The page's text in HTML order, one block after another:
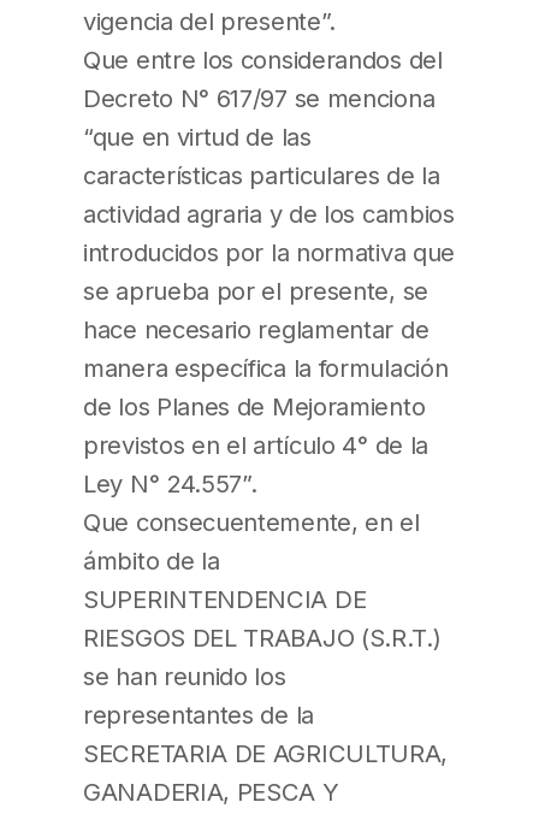
vigencia del presente”.
Que entre los considerandos del
Decreto N° 617/97 se menciona
“que en virtud de las
características particulares de la
actividad agraria y de los cambios
introducidos por la normativa que
se aprueba por el presente, se
hace necesario reglamentar de
manera específica la formulación
de los Planes de Mejoramiento
previstos en el artículo 4° de la
Ley N° 24.557”.
Que consecuentemente, en el
ámbito de la
SUPERINTENDENCIA DE
RIESGOS DEL TRABAJO (S.R.T.)
se han reunido los
representantes de la
SECRETARIA DE AGRICULTURA,
GANADERIA, PESCA Y